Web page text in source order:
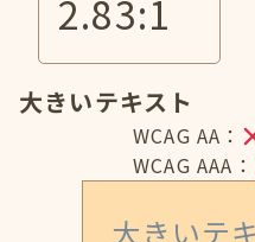
2.83:1
大きいテキスト
WCAG AA：
WCAG AAA：
大きいテ